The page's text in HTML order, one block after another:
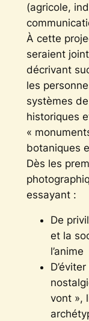
(agricole,
À cette
seraient
décrivant
les
systèmes
historiques
«
botaniques
Dès les
essayant :
De
et la
l’anime
vont »,